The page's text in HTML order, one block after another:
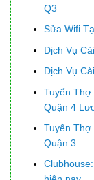
Q3
Sửa Wifi
Dịch Vụ
Dịch Vụ
Tuyển
Quận 4
Tuyển
Quận 3